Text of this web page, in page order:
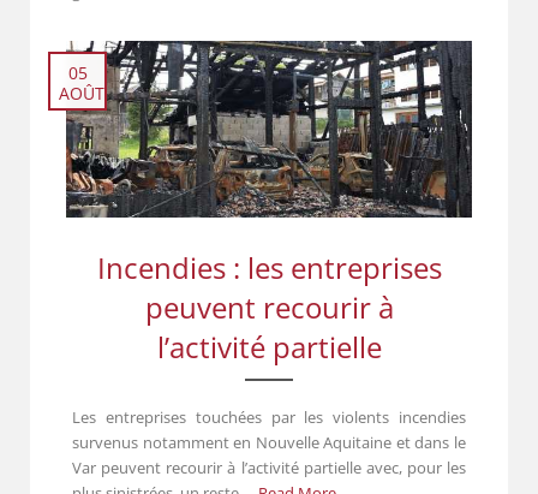
Incendies : les entreprises
peuvent recourir à
l’activité partielle
05
AOÛT
Les entreprises touchées par les violents incendies
survenus notamment en Nouvelle Aquitaine et dans le
Var peuvent recourir à l’activité partielle avec, pour les